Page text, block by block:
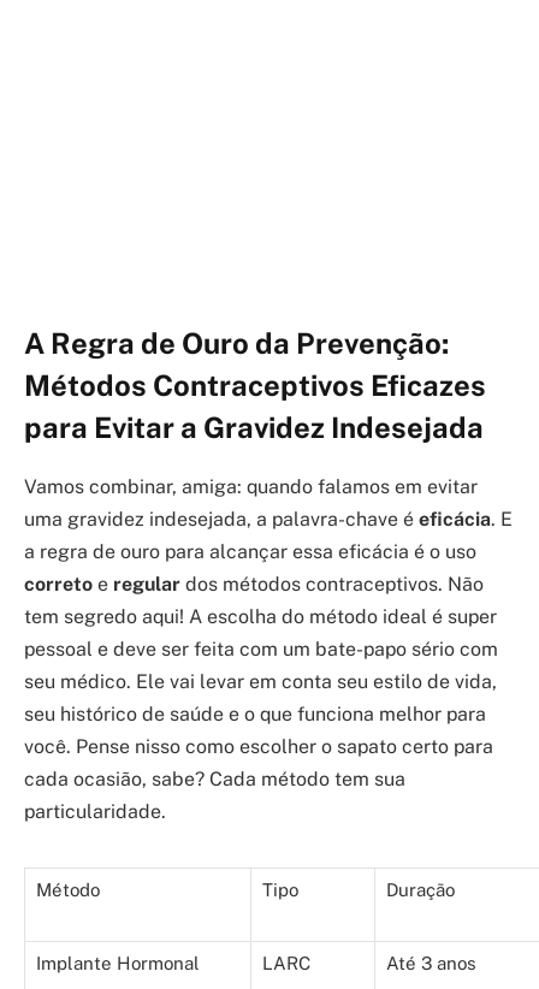
A Regra de Ouro da Prevenção:
Métodos Contraceptivos Eficazes
para Evitar a Gravidez Indesejada
Vamos combinar, amiga: quando falamos em evitar
uma gravidez indesejada, a palavra-chave é eficácia. E
a regra de ouro para alcançar essa eficácia é o uso
correto e regular dos métodos contraceptivos. Não
tem segredo aqui! A escolha do método ideal é super
pessoal e deve ser feita com um bate-papo sério com
seu médico. Ele vai levar em conta seu estilo de vida,
seu histórico de saúde e o que funciona melhor para
você. Pense nisso como escolher o sapato certo para
cada ocasião, sabe? Cada método tem sua
particularidade.
Método Tipo Duração
Implante Hormonal LARC Até 3 anos